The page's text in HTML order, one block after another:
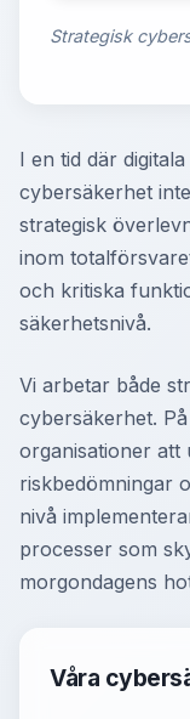
I en tid där
cybersäkerhet
strategisk
inom
och kritiska
säkerhetsnivå.
Vi arbetar både
cybersäkerhet.
organisationer att
riskbedömningar
nivå
processer som
morgondagens
Våra
Strategisk